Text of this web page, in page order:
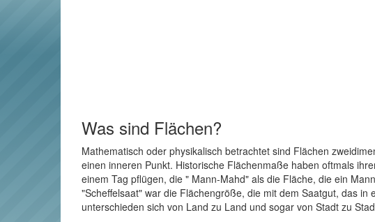
Was sind Flächen?
Mathematisch oder physikalisch betrachtet sind Flächen
einen inneren Punkt. Historische Flächenmaße haben oftmals
einem Tag pflügen, die " Mann-Mahd" als die Fläche, die ein
"Scheffelsaat" war die Flächengröße, die mit dem Saatgut, das
unterschieden sich von Land zu Land und sogar von Stadt zu